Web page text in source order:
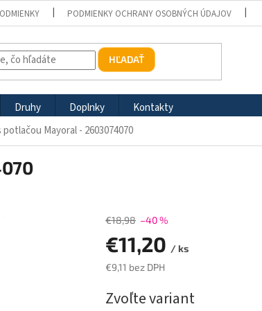
PODMIENKY OCHRANY OSOBNÝCH ÚDAJOV
HĽADAŤ
Druhy Doplnky
Kontakty
potlačou Mayoral - 2603074070
€18,98 –40 %
€11,20 / ks
€9,11 bez DPH
cena:
Zvoľte variant